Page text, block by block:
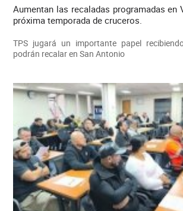
Aumentan las recaladas programadas en
próxima temporada de cruceros.
TPS jugará un importante papel
podrán recalar en San Antonio